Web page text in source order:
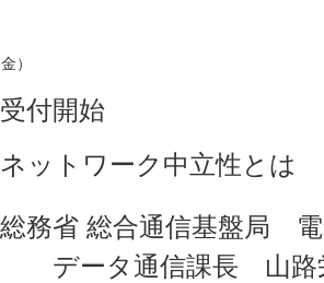
）
受付開始
ネットワーク中立性とは
総務省 総合通信基盤局
データ通信課長 山路